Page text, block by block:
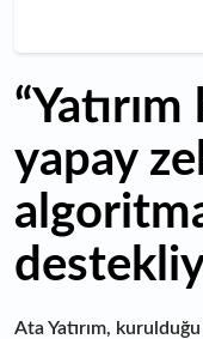
yapay
Ata Yatırım,